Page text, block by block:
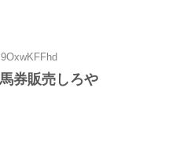
券販売しろや